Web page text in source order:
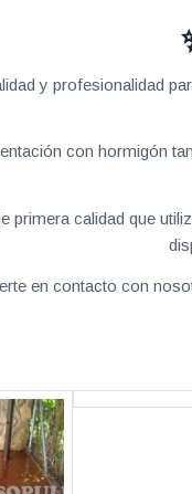
y profesionalidad
con hormigón
primera calidad que
en contacto con